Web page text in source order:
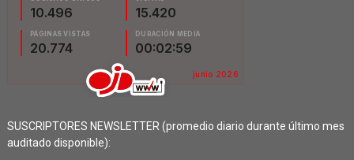
SUSCRIPTORES NEWSLETTER (promedio diario durante último mes
auditado disponible):